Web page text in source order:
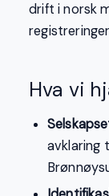
drift i norsk
Hva vi
avklaring